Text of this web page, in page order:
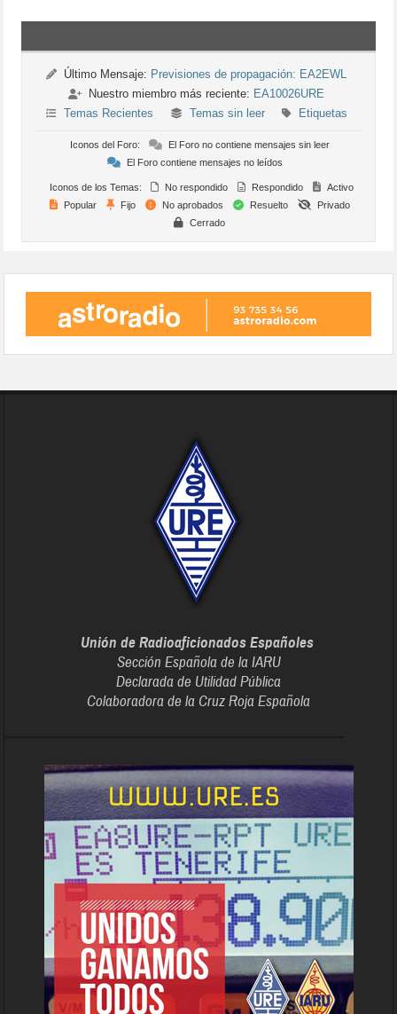
Último Mensaje: Previsiones de propagación: EA2EWL
Nuestro miembro más reciente: EA10026URE
Temas Recientes
Temas sin leer Etiquetas
Iconos del Foro:
El Foro no contiene mensajes sin leer
El Foro contiene mensajes no leídos
Iconos de los Temas: No respondido Respondido
Activo
Popular
Fijo No aprobados Resuelto
Privado
Cerrado
Unión de Radioaficionados Españoles
Sección Española de la IARU
Declarada de Utilidad Pública
Colaboradora de la Cruz Roja Española